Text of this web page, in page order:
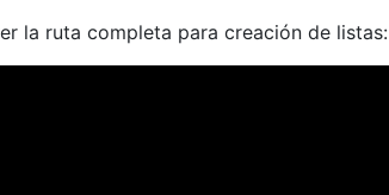
la ruta completa para creación de listas: